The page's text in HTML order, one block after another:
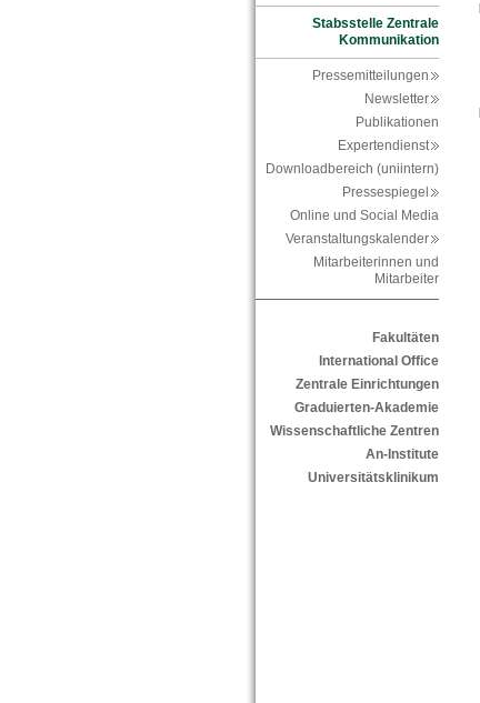
Stabsstelle Zentrale
Kommunikation
Pressemitteilungen
Newsletter
Publikationen
Expertendienst
Downloadbereich (uniintern)
Pressespiegel
Online und Social Media
Veranstaltungskalender
Mitarbeiterinnen und
Mitarbeiter
Fakultäten
International Office
Zentrale Einrichtungen
Graduierten-Akademie
Wissenschaftliche Zentren
An-Institute
Universitätsklinikum